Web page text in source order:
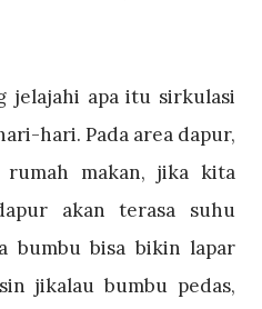
jelajahi apa itu sirkulasi
hari. Pada area dapur,
makan, jika kita
akan terasa suhu
bumbu bisa bikin lapar
jikalau bumbu pedas,